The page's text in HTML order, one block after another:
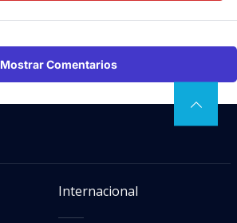
Mostrar Comentarios
Internacional